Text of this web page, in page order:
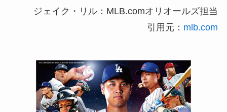
ジェイク・リル：MLB.comオリオールズ担当
引用元： mlb.com